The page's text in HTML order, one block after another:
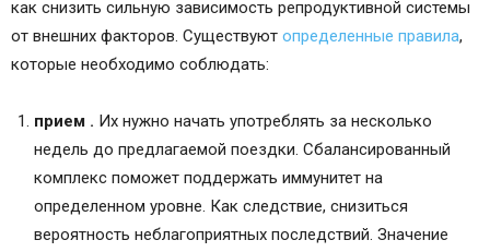
как снизить сильную зависимость репродуктивной системы
от внешних факторов. Существуют определенные правила,
которые необходимо соблюдать:
прием . Их нужно начать употреблять за несколько
недель до предлагаемой поездки. Сбалансированный
комплекс поможет поддержать иммунитет на
определенном уровне. Как следствие, снизиться
вероятность неблагоприятных последствий. Значение